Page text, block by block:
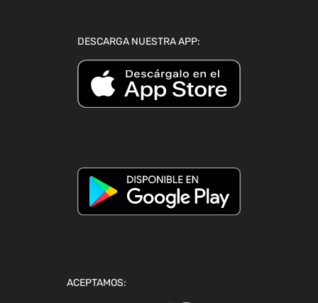
DESCARGA NUESTRA APP:
ACEPTAMOS: